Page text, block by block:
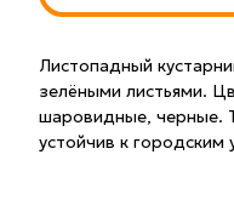
Листопадный
зелёными листьями.
шаровидные, черные.
устойчив к городским